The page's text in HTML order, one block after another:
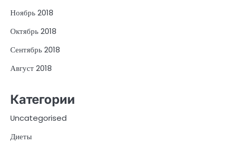
Ноябрь 2018
Октябрь 2018
Сентябрь 2018
Август 2018
Категории
Uncategorised
Диеты